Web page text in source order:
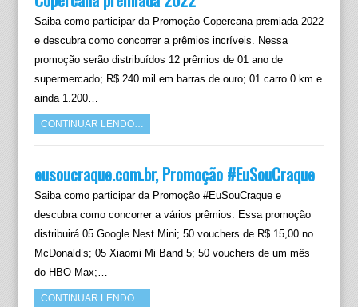
Saiba como participar da Promoção Copercana premiada 2022
e descubra como concorrer a prêmios incríveis. Nessa
promoção serão distribuídos 12 prêmios de 01 ano de
supermercado; R$ 240 mil em barras de ouro; 01 carro 0 km e
ainda 1.200…
CONTINUAR LENDO…
eusoucraque.com.br, Promoção #EuSouCraque
Saiba como participar da Promoção #EuSouCraque e
descubra como concorrer a vários prêmios. Essa promoção
distribuirá 05 Google Nest Mini; 50 vouchers de R$ 15,00 no
McDonald’s; 05 Xiaomi Mi Band 5; 50 vouchers de um mês
do HBO Max;…
CONTINUAR LENDO…